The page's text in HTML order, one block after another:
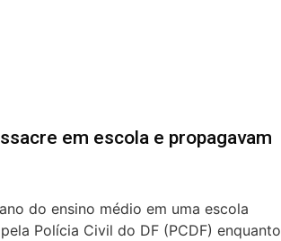
em escola e propagavam
do ensino médio em uma escola
Polícia Civil do DF (PCDF) enquanto